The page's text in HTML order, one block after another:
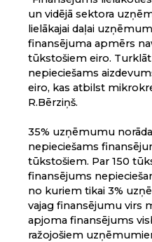
un vidējā sektora
lielākajai daļai
finansējuma apmērs
tūkstošiem eiro.
nepieciešams
eiro, kas atbilst
R.Bērziņš.
35% uzņēmumu
nepieciešams
tūkstošiem. Par 150
finansējums
no kuriem tikai 3%
vajag finansējumu virs
apjoma finansējums
ražojošiem